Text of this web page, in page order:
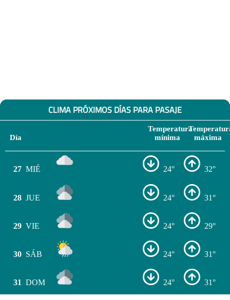
CLIMA PRÓXIMOS DÍAS PARA PASAJE
Día
Temperatura
mínima
máxima
27 MIÉ 24° 32°
28 JUE 24° 31°
29 VIE 24° 29°
30 SÁB 24° 31°
31 DOM 24° 31°